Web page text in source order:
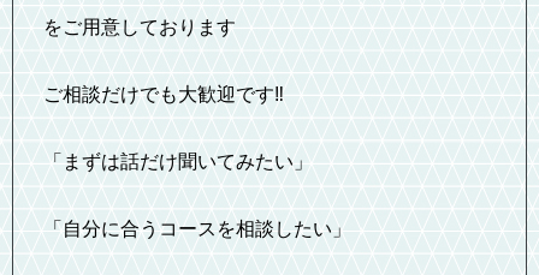
をご用意しております
ご相談だけでも大歓迎です‼️
「まずは話だけ聞いてみたい」
「自分に合うコースを相談したい」